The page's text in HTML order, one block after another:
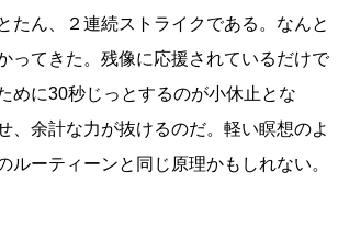
たん、２連続ストライクである。なんと
ってきた。残像に応援されているだけで
めに30秒じっとするのが小休止とな
、余計な力が抜けるのだ。軽い瞑想のよ
ルーティーンと同じ原理かもしれない。